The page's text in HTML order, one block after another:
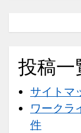
投稿一
サイトマ
ワークラ
件